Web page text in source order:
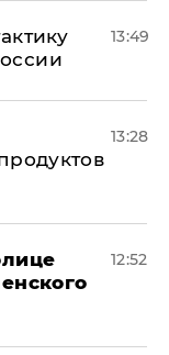
13:49
13:28
12:52